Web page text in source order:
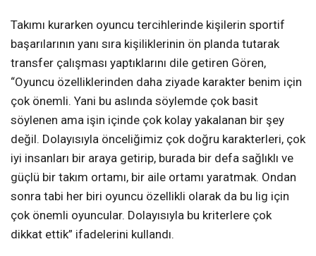
Takımı kurarken oyuncu tercihlerinde kişilerin sportif
başarılarının yanı sıra kişiliklerinin ön planda tutarak
transfer çalışması yaptıklarını dile getiren Gören,
“Oyuncu özelliklerinden daha ziyade karakter benim için
çok önemli. Yani bu aslında söylemde çok basit
söylenen ama işin içinde çok kolay yakalanan bir şey
değil. Dolayısıyla önceliğimiz çok doğru karakterleri, çok
iyi insanları bir araya getirip, burada bir defa sağlıklı ve
güçlü bir takım ortamı, bir aile ortamı yaratmak. Ondan
sonra tabi her biri oyuncu özellikli olarak da bu lig için
çok önemli oyuncular. Dolayısıyla bu kriterlere çok
dikkat ettik” ifadelerini kullandı.